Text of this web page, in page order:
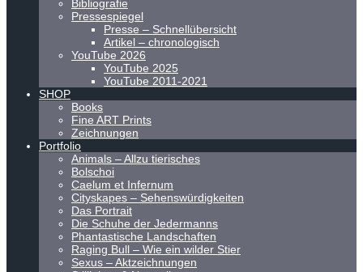
Bibliografie
Pressespiegel
Presse – Schnellübersicht
Artikel – chronologisch
YouTube 2026
YouTube 2025
YouTube 2011-2021
SHOP
Books
Fine ART Prints
Zeichnungen
Portfolio
Animals – Allzu tierisches
Bolschoi
Caelum et Infernum
Cityskapes – Sehenswürdigkeiten
Das Portrait
Die Schuhe der Jedermanns
Phantastische Landschaften
Raging Bull – Wie ein wilder Stier
Sexus – Aktzeichnungen